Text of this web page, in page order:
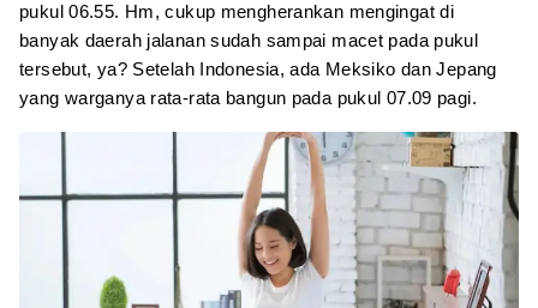
pukul 06.55. Hm, cukup mengherankan mengingat di
banyak daerah jalanan sudah sampai macet pada pukul
tersebut, ya? Setelah Indonesia, ada Meksiko dan Jepang
yang warganya rata-rata bangun pada pukul 07.09 pagi.